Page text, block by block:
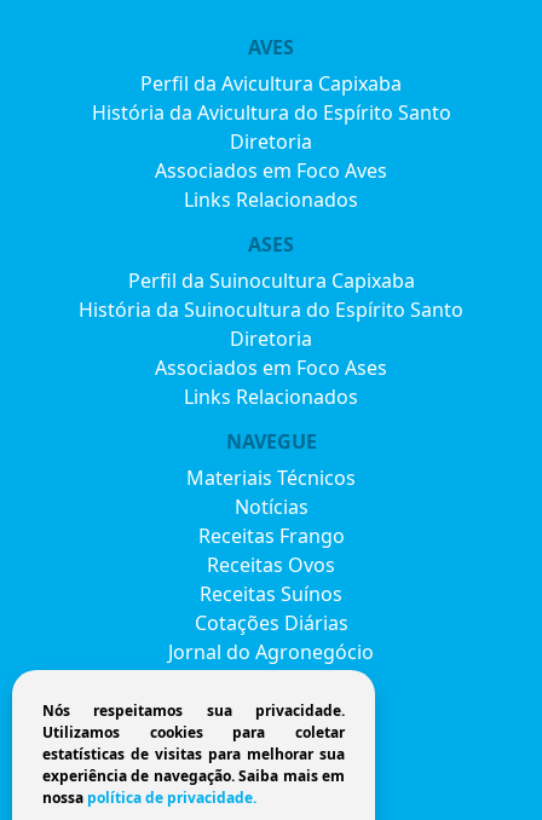
AVES
Perfil da Avicultura Capixaba
História da Avicultura do Espírito Santo
Diretoria
Associados em Foco Aves
Links Relacionados
ASES
Perfil da Suinocultura Capixaba
História da Suinocultura do Espírito Santo
Diretoria
Associados em Foco Ases
Links Relacionados
NAVEGUE
Materiais Técnicos
Notícias
Receitas Frango
Receitas Ovos
Receitas Suínos
Cotações Diárias
Jornal do Agronegócio
Envie seu currículo
FAVESU 2026
Fale Conosco
Nós respeitamos sua privacidade.
Utilizamos cookies para coletar
estatísticas de visitas para melhorar sua
experiência de navegação. Saiba mais em
nossa política de privacidade.